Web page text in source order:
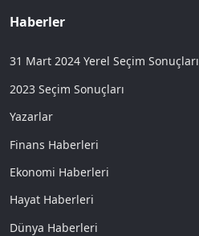
Haberler
31 Mart 2024 Yerel Seçim Sonuçları
2023 Seçim Sonuçları
Yazarlar
Finans Haberleri
Ekonomi Haberleri
Hayat Haberleri
Dünya Haberleri